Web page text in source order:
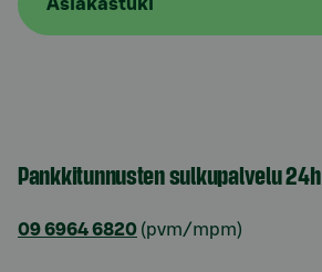
Pankkitunnusten sulkupalvelu 24h
09 6964 6820 (pvm/mpm)